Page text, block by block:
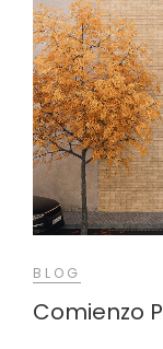
BLOG
Comienzo